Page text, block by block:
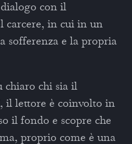
con il
carcere, in cui in un
sofferenza e la propria
chiaro chi sia il
il lettore è coinvolto in
il fondo e scopre che
proprio come è una